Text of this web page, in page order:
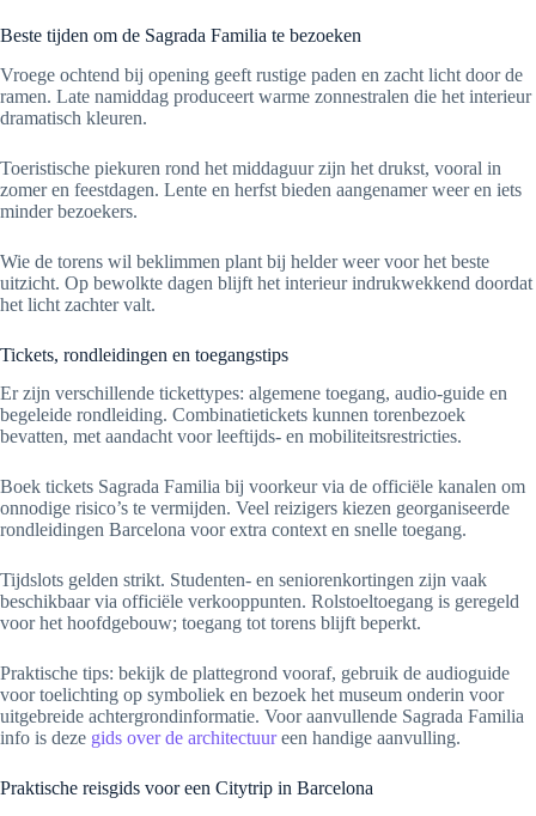
Beste tijden om de Sagrada Familia te bezoeken
Vroege ochtend bij opening geeft rustige paden en zacht licht door de
ramen. Late namiddag produceert warme zonnestralen die het interieur
dramatisch kleuren.
Toeristische piekuren rond het middaguur zijn het drukst, vooral in
zomer en feestdagen. Lente en herfst bieden aangenamer weer en iets
minder bezoekers.
Wie de torens wil beklimmen plant bij helder weer voor het beste
uitzicht. Op bewolkte dagen blijft het interieur indrukwekkend doordat
het licht zachter valt.
Tickets, rondleidingen en toegangstips
Er zijn verschillende tickettypes: algemene toegang, audio-guide en
begeleide rondleiding. Combinatietickets kunnen torenbezoek
bevatten, met aandacht voor leeftijds- en mobiliteitsrestricties.
Boek tickets Sagrada Familia bij voorkeur via de officiële kanalen om
onnodige risico’s te vermijden. Veel reizigers kiezen georganiseerde
rondleidingen Barcelona voor extra context en snelle toegang.
Tijdslots gelden strikt. Studenten- en seniorenkortingen zijn vaak
beschikbaar via officiële verkooppunten. Rolstoeltoegang is geregeld
voor het hoofdgebouw; toegang tot torens blijft beperkt.
Praktische tips: bekijk de plattegrond vooraf, gebruik de audioguide
voor toelichting op symboliek en bezoek het museum onderin voor
uitgebreide achtergrondinformatie. Voor aanvullende Sagrada Familia
info is deze gids over de architectuureen handige aanvulling.
Praktische reisgids voor een Citytrip in Barcelona